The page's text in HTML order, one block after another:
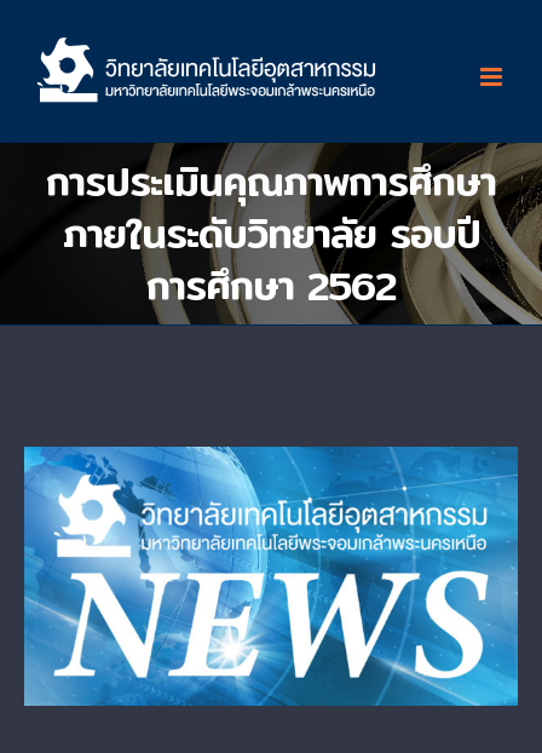
content
การประเมินคุณภาพการศึกษา
ภายในระดับวิทยาลัย รอบปี
การศึกษา 2562
View
Larger
Image